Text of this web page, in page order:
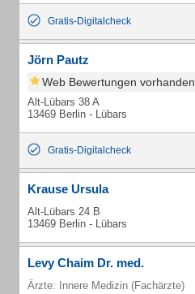
Gratis-Digitalcheck
Jörn Pautz
Web Bewertungen vorhanden
Alt-Lübars 38 A
13469 Berlin - Lübars
Gratis-Digitalcheck
Krause Ursula
Alt-Lübars 24 B
13469 Berlin - Lübars
Levy Chaim Dr. med.
Ärzte: Innere Medizin (Fachärzte)